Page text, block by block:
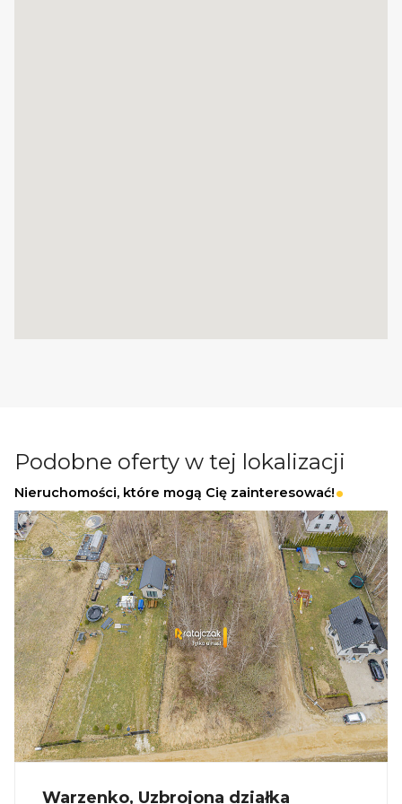
Bliskość plaży - tylko 1500 m od morza
Dochód pasywny przez cały rok
Informacje dodatkowe
Planowany termin realizacji: II kwartał 2026
Dostępne również większe domy - do 75 m²
_
KUP Z NAMI - NAJKORZYSTNIEJ,
NAJSZYBCIEJ I BEZPIECZNIE!
Jeżeli zainteresowało Cię powyższe ogłoszenie
to:
Podobne oferty w tej lokalizacji
Nieruchomości, które mogą Cię zainteresować!
Warzenko, Uzbrojona działka